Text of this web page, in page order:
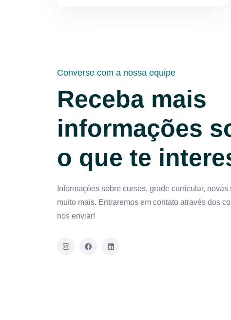
Converse com a nossa equipe
Receba mais
informações
o que te
Informações sobre cursos, grade curricular, novas
muito mais. Entraremos em contato através dos
nos enviar!